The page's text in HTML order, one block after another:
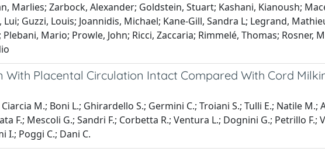
Marlies; Zarbock, Alexander; Goldstein, Stuart; Kashani, Kianoush;
Lui; Guzzi, Louis; Joannidis, Michael; Kane-Gill, Sandra L; Legrand,
Mario; Prowle, John; Ricci, Zaccaria; Rimmelé, Thomas; Rosner,
With Placental Circulation Intact Compared With Cord
M.; Boni L.; Ghirardello S.; Germini C.; Troiani S.; Tulli E.; Natile M.;
F.; Mescoli G.; Sandri F.; Corbetta R.; Ventura L.; Dognini G.; Petrillo F.;
I.; Poggi C.; Dani C.